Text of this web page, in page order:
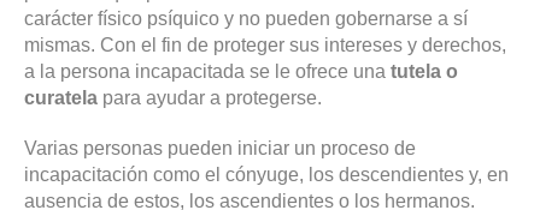
carácter físico psíquico y no pueden gobernarse a sí
mismas. Con el fin de proteger sus intereses y derechos,
a la persona incapacitada se le ofrece una tutela o
curatela para ayudar a protegerse.
Varias personas pueden iniciar un proceso de
incapacitación como el cónyuge, los descendientes y, en
ausencia de estos, los ascendientes o los hermanos.